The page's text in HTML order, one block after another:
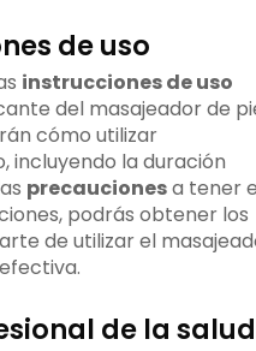
de uso
instrucciones de uso
del masajeador de
cómo utilizar
incluyendo la duración
precaucionesa tener
podrás obtener los
de utilizar el
de la salud